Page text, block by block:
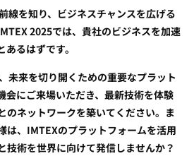
線を知り、ビジネスチャンスを広げる
2025では、貴社のビジネスを加速
るはずです。
未来を切り開くための重要なプラット
会にご来場いただき、最新技術を体験
のネットワークを築いてください。ま
は、IMTEXのプラットフォームを活用
技術を世界に向けて発信しませんか？